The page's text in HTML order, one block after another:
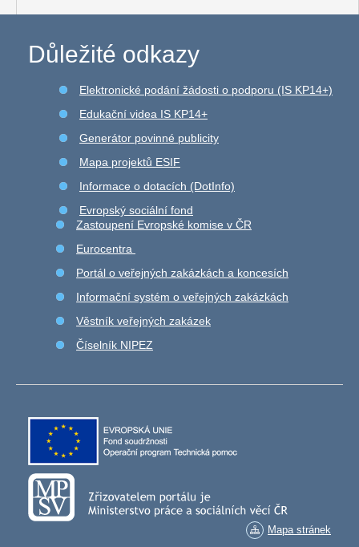
Důležité odkazy
Elektronické podání žádosti o podporu (IS KP14+)
Edukační videa IS KP14+
Generátor povinné publicity
Mapa projektů ESIF
Informace o dotacích (DotInfo)
Evropský sociální fond
Zastoupení Evropské komise v ČR
Eurocentra
Portál o veřejných zakázkách a koncesích
Informační systém o veřejných zakázkách
Věstník veřejných zakázek
Číselník NIPEZ
Mapa stránek